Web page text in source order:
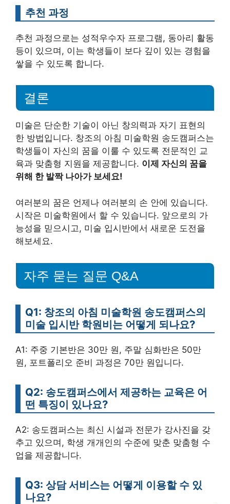
추천 과정
추천 과정으로는 성적우수자 프로그램, 동아리 활동
등이 있으며, 이는 학생들이 보다 깊이 있는 경험을
쌓을 수 있도록 합니다.
결론
미술은 단순한 기술이 아닌 창의력과 자기 표현의
한 방법입니다. 창조의 아침 미술학원 송도캠퍼스는
학생들이 자신의 꿈을 이룰 수 있도록 전문적인 교
육과 맞춤형 지원을 제공합니다. 이제 자신의 꿈을
위해 한 발짝 나아가 보세요!
여러분의 꿈은 언제나 여러분의 손 안에 있습니다.
시작은 미술학원에서 할 수 있습니다. 앞으로의 가
능성을 믿으시고, 미술 입시반에서 새로운 도전을
해보세요.
자주 묻는 질문 Q&A
Q1: 창조의 아침 미술학원 송도캠퍼스의
미술 입시반 학원비는 어떻게 되나요?
A1: 주중 기본반은 30만 원, 주말 심화반은 50만
원, 포트폴리오 준비 과정은 70만 원입니다.
Q2: 송도캠퍼스에서 제공하는 교육은 어
떤 특징이 있나요?
A2: 송도캠퍼스는 최신 시설과 전문가 강사진을 갖
추고 있으며, 학생 개개인의 수준에 맞춘 맞춤형 수
업을 제공합니다.
Q3: 상담 서비스는 어떻게 이용할 수 있
나요?